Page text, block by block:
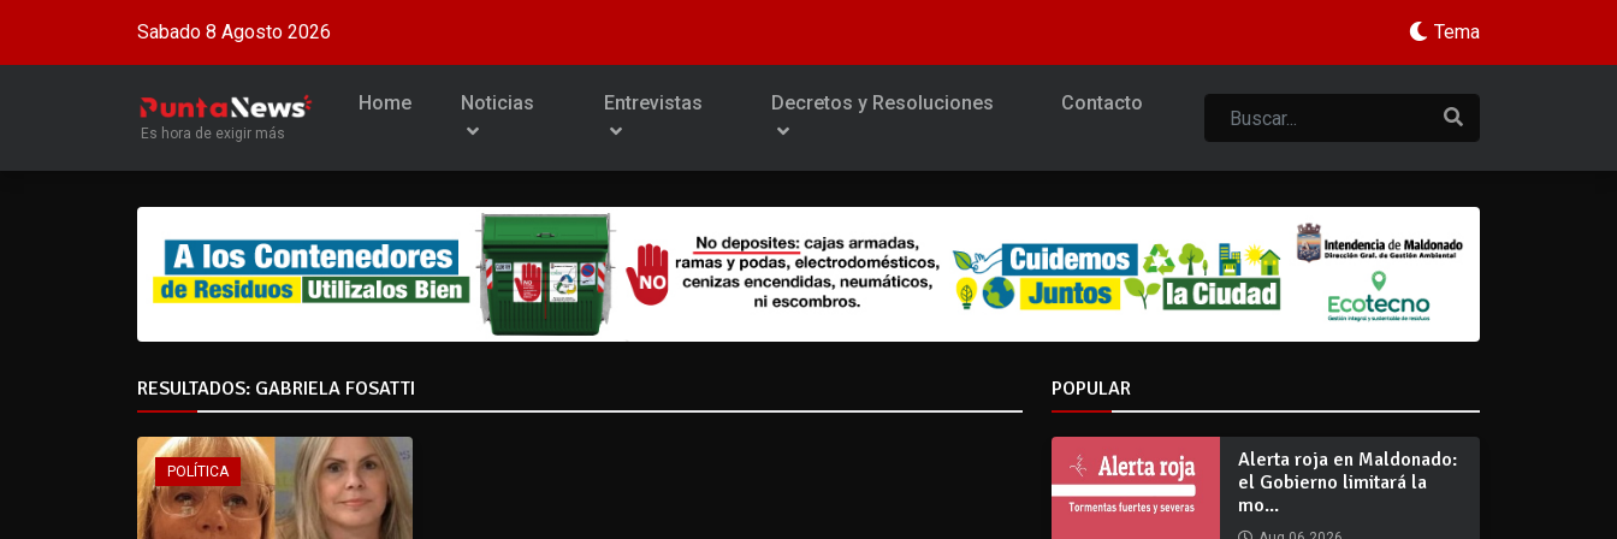
Sabado 8 Agosto 2026 Tema
Es hora de exigir más
Home Noticias Entrevistas Decretos y Resoluciones Contacto
RESULTADOS: GABRIELA FOSATTI
POLÍTICA
POPULAR
Alerta roja en Maldonado:
el Gobierno limitará la
mo...